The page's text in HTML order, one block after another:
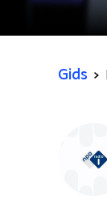
Gids